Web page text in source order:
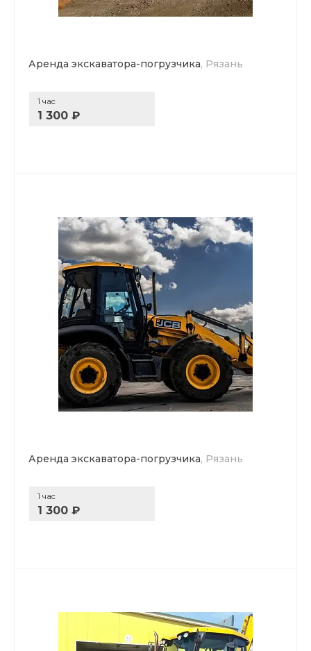
Аренда экскаватора-погрузчика, Рязань
1 час
1 300 ₽
Аренда экскаватора-погрузчика, Рязань
1 час
1 300 ₽